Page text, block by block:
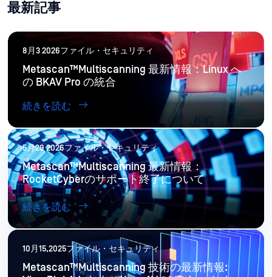
最新記事
8月3 2026ファイル・セキュリティ
Metascan™Multiscanning 最新情報：Linux へ
の BKAV Pro の統合
続きを読む
5月29 2026ファイル・セキュリティ
Metascan™Multiscanning 最新情報：
RocketCyberのサポート終了について
続きを読む
10月15,2025ファイル・セキュリティ
Metascan™Multiscanning 技術の最新情報: